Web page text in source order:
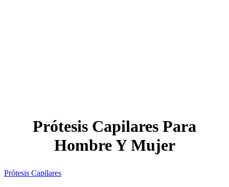
Prótesis Capilares Para
Hombre Y Mujer
Prótesis Capilares